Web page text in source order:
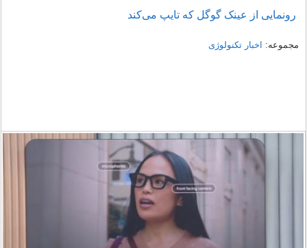
رونمایی از عینک گوگل که تایپ می‌کند
مجموعه: اخبار تکنولوژی